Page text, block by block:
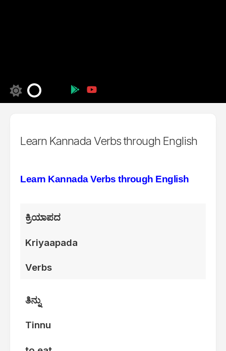
Learn Kannada Verbs through English
Learn Kannada Verbs through English
ಕ್ರಿಯಾಪದ
Kriyaapada
Verbs
ತಿನ್ನು
Tinnu